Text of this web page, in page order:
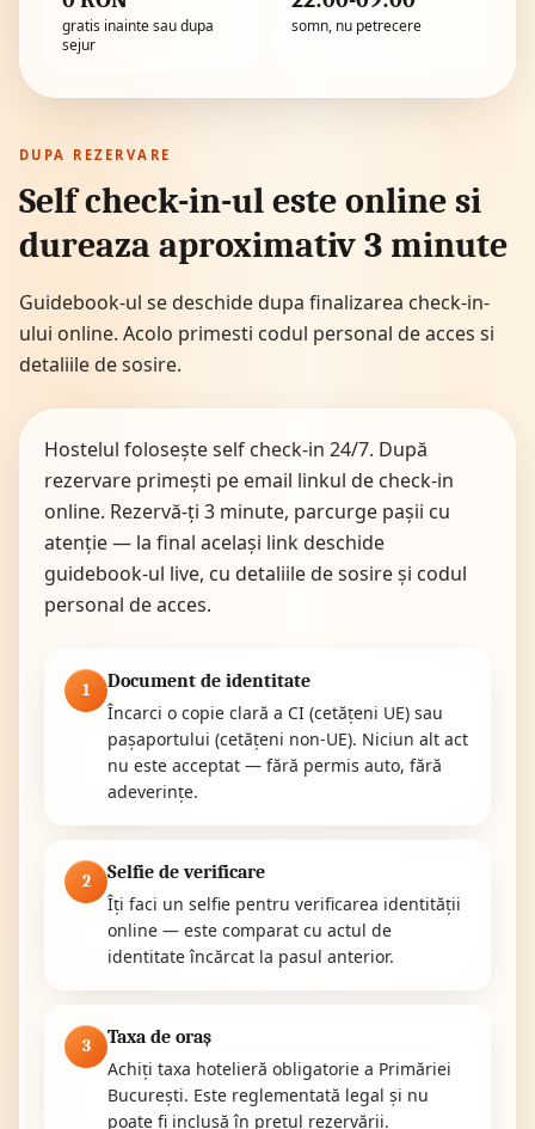
gratis inainte sau dupa
sejur
somn, nu petrecere
DUPA REZERVARE
Self check-in-ul este online si
dureaza aproximativ 3 minute
Guidebook-ul se deschide dupa finalizarea check-in-
ului online. Acolo primesti codul personal de acces si
detaliile de sosire.
Hostelul folosește self check-in 24/7. După
rezervare primești pe email linkul de check-in
online. Rezervă-ți 3 minute, parcurge pașii cu
atenție — la final același link deschide
guidebook-ul live, cu detaliile de sosire și codul
personal de acces.
1 Document de identitate
Încarci o copie clară a CI (cetățeni UE) sau
pașaportului (cetățeni non-UE). Niciun alt act
nu este acceptat — fără permis auto, fără
adeverințe.
2 Selfie de verificare
Îți faci un selfie pentru verificarea identității
online — este comparat cu actul de
identitate încărcat la pasul anterior.
3 Taxa de oraș
Achiți taxa hotelieră obligatorie a Primăriei
București. Este reglementată legal și nu
poate fi inclusă în prețul rezervării.